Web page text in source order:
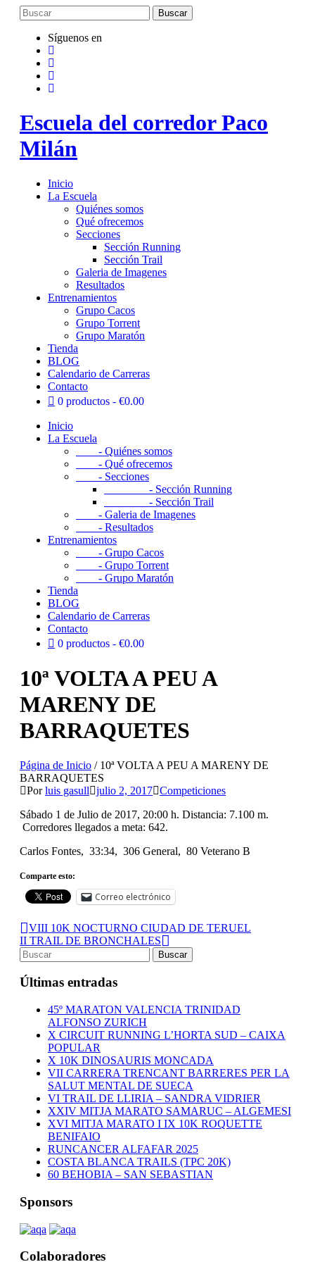
Saltar
al
contenidoSíguenos en
Escuela del corredor Paco
Milán
Inicio
La Escuela
Quiénes somos
Qué ofrecemos
Secciones
Sección Running
Sección Trail
Galeria de Imagenes
Resultados
Entrenamientos
Grupo Cacos
Grupo Torrent
Grupo Maratón
Tienda
BLOG
Calendario de Carreras
Contacto
0 productos
€0.00
Inicio
La Escuela
- Quiénes somos
- Qué ofrecemos
- Secciones
- Sección Running
- Sección Trail
- Galeria de Imagenes
- Resultados
Entrenamientos
- Grupo Cacos
- Grupo Torrent
- Grupo Maratón
Tienda
BLOG
Calendario de Carreras
Contacto
0 productos
€0.00
10ª VOLTA A PEU A
MARENY DE
BARRAQUETES
Página de Inicio / 10ª VOLTA A PEU A MARENY DE
BARRAQUETES
Porluis gasull julio 2, 2017 Competiciones
Sábado 1 de Julio de 2017, 20:00 h. Distancia: 7.100 m.
Corredores llegados a meta: 642.
Carlos Fontes, 33:34, 306 General, 80 Veterano B
Comparte esto:
Correo electrónico
VIII 10K NOCTURNO CIUDAD DE TERUEL
II TRAIL DE BRONCHALES
Últimas entradas
45º MARATON VALENCIA TRINIDAD
ALFONSO ZURICH
X CIRCUIT RUNNING L’HORTA SUD – CAIXA
POPULAR
X 10K DINOSAURIS MONCADA
VII CARRERA TRENCANT BARRERES PER LA
SALUT MENTAL DE SUECA
VI TRAIL DE LLIRIA – SANDRA VIDRIER
XXIV MITJA MARATO SAMARUC – ALGEMESI
XVI MITJA MARATO I IX 10K ROQUETTE
BENIFAIO
RUNCANCER ALFAFAR 2025
COSTA BLANCA TRAILS (TPC 20K)
60 BEHOBIA – SAN SEBASTIAN
Sponsors
Colaboradores